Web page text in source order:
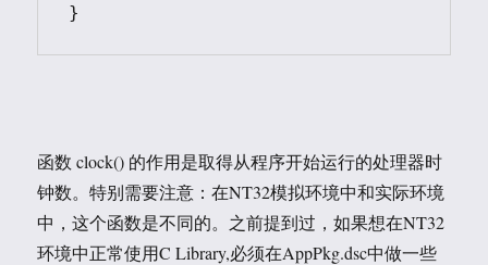
函数 clock() 的作用是取得从程序开始运行的处理器时
钟数。特别需要注意：在NT32模拟环境中和实际环境
中，这个函数是不同的。之前提到过，如果想在NT32
环境中正常使用C Library,必须在AppPkg.dsc中做一些